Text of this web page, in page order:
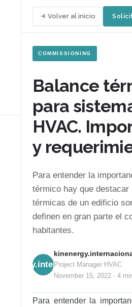
Volver al inicio
COMMISSIONING
Balance
para
HVAC.
y
Para entender la
térmico hay que destacar
térmicas de un edificio
definen en gran parte el
habitantes.
kinenergy.internacional
Project Manager HVAC
November 15, 2022 · 4
Para entender la